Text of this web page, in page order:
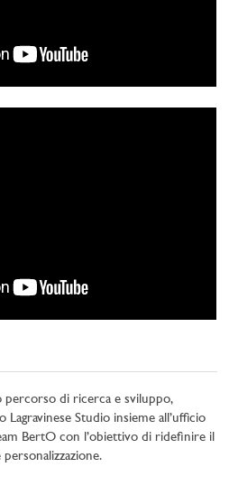
percorso di ricerca e sviluppo,
Studio insieme all’ufficio
BertO con l’obiettivo di ridefinire il